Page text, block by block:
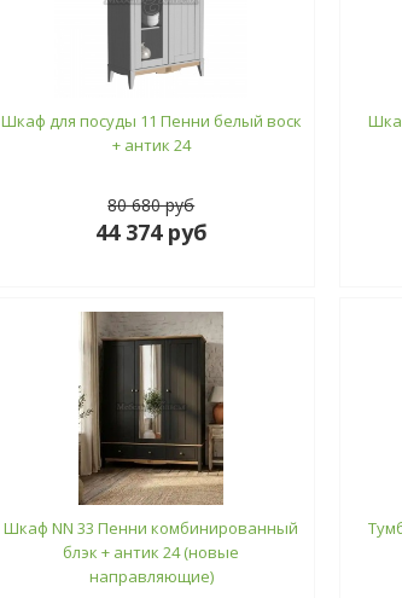
Шкаф для посуды 11 Пенни белый воск
+ антик 24
80 680 руб
44 374 руб
Шкаф NN 33 Пенни комбинированный
блэк + антик 24 (новые
направляющие)